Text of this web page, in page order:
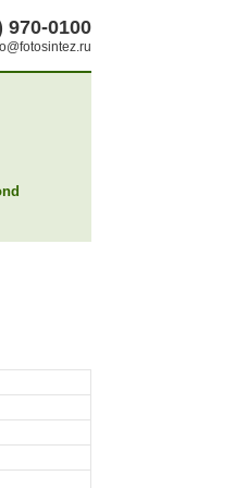
970-0100